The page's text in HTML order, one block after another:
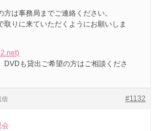
方は事務局までご連絡ください。
取りに来ていただくようにお願いしま
DVDも貸出ご希望の方はご相談くださ
#1132
信
会